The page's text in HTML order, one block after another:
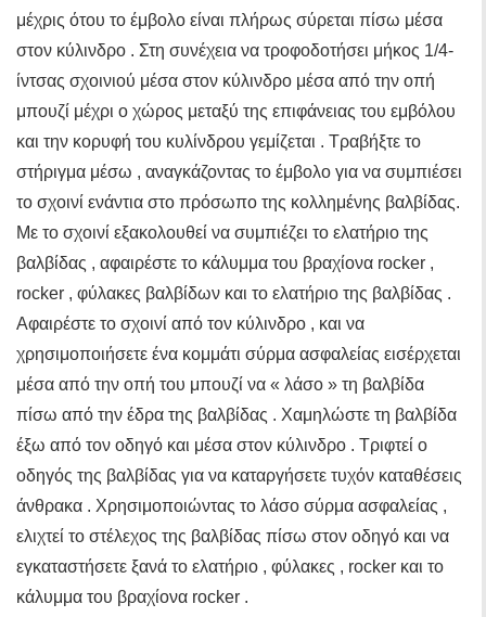
μέχρις ότου το έμβολο είναι πλήρως σύρεται πίσω μέσα
στον κύλινδρο . Στη συνέχεια να τροφοδοτήσει μήκος 1/4-
ίντσας σχοινιού μέσα στον κύλινδρο μέσα από την οπή
μπουζί μέχρι ο χώρος μεταξύ της επιφάνειας του εμβόλου
και την κορυφή του κυλίνδρου γεμίζεται . Τραβήξτε το
στήριγμα μέσω , αναγκάζοντας το έμβολο για να συμπιέσει
το σχοινί ενάντια στο πρόσωπο της κολλημένης βαλβίδας.
Με το σχοινί εξακολουθεί να συμπιέζει το ελατήριο της
βαλβίδας , αφαιρέστε το κάλυμμα του βραχίονα rocker ,
rocker , φύλακες βαλβίδων και το ελατήριο της βαλβίδας .
Αφαιρέστε το σχοινί από τον κύλινδρο , και να
χρησιμοποιήσετε ένα κομμάτι σύρμα ασφαλείας εισέρχεται
μέσα από την οπή του μπουζί να « λάσο » τη βαλβίδα
πίσω από την έδρα της βαλβίδας . Χαμηλώστε τη βαλβίδα
έξω από τον οδηγό και μέσα στον κύλινδρο . Τριφτεί ο
οδηγός της βαλβίδας για να καταργήσετε τυχόν καταθέσεις
άνθρακα . Χρησιμοποιώντας το λάσο σύρμα ασφαλείας ,
ελιχτεί το στέλεχος της βαλβίδας πίσω στον οδηγό και να
εγκαταστήσετε ξανά το ελατήριο , φύλακες , rocker και το
κάλυμμα του βραχίονα rocker .